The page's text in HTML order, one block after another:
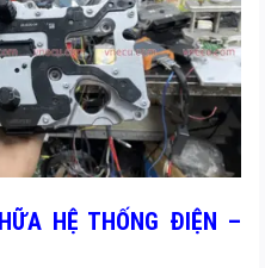
HỆ THỐNG ĐIỆN –